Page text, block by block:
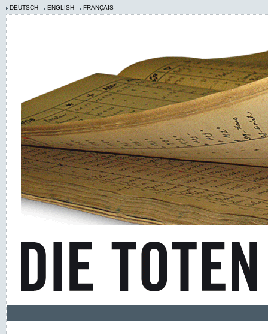
DEUTSCH ENGLISH FRANÇAIS